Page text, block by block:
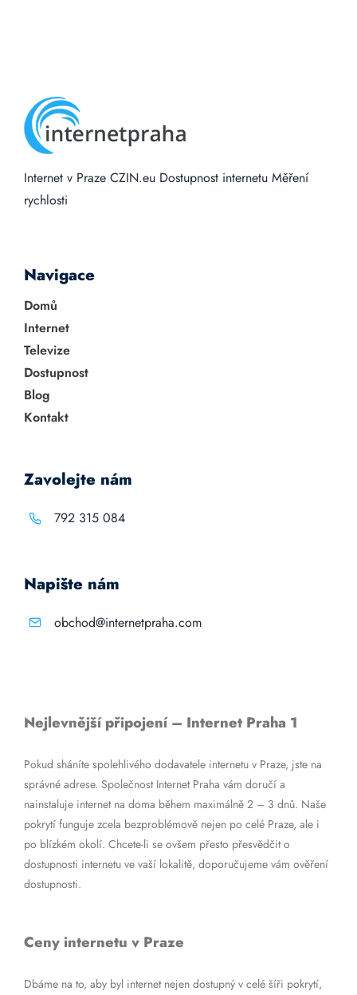
Internet v Praze CZIN.eu Dostupnost internetu Měření
rychlosti
Navigace
Domů
Internet
Televize
Dostupnost
Blog
Kontakt
Zavolejte nám
792 315 084
Napište nám
obchod@internetpraha.com
Nejlevnější připojení – Internet Praha 1
Pokud sháníte spolehlivého dodavatele internetu v Praze, jste na
správné adrese. Společnost Internet Praha vám doručí a
nainstaluje internet na doma během maximálně 2 – 3 dnů. Naše
pokrytí funguje zcela bezproblémově nejen po celé Praze, ale i
po blízkém okolí. Chcete-li se ovšem přesto přesvědčit o
dostupnosti internetu ve vaší lokalitě, doporučujeme vám ověření
dostupnosti.
Ceny internetu v Praze
Dbáme na to, aby byl internet nejen dostupný v celé šíři pokrytí,